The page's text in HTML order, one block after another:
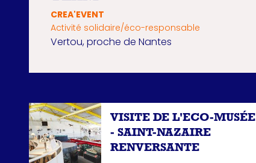
CREA'EVENT
Activité solidaire/éco-responsable
Vertou, proche de Nantes
VISITE DE L'ECO-MUSÉE
- SAINT-NAZAIRE
RENVERSANTE